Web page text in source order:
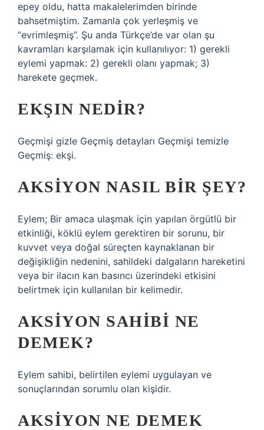
epey oldu, hatta makalelerimden birinde
bahsetmiştim. Zamanla çok yerleşmiş ve
“evrimleşmiş”. Şu anda Türkçe’de var olan şu
kavramları karşılamak için kullanılıyor: 1) gerekli
eylemi yapmak: 2) gerekli olanı yapmak; 3)
harekete geçmek.
EKŞIN NEDIR?
Geçmişi gizle Geçmiş detayları Geçmişi temizle
Geçmiş: ekşi.
AKSIYON NASIL BIR ŞEY?
Eylem; Bir amaca ulaşmak için yapılan örgütlü bir
etkinliği, köklü eylem gerektiren bir sorunu, bir
kuvvet veya doğal süreçten kaynaklanan bir
değişikliğin nedenini, sahildeki dalgaların hareketini
veya bir ilacın kan basıncı üzerindeki etkisini
belirtmek için kullanılan bir kelimedir.
AKSIYON SAHIBI NE
DEMEK?
Eylem sahibi, belirtilen eylemi uygulayan ve
sonuçlarından sorumlu olan kişidir.
AKSIYON NE DEMEK